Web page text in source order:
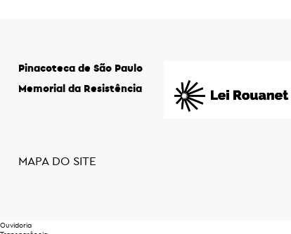
Pinacoteca de São Paulo
Memorial da Resistência
MAPA DO SITE
Ouvidoria